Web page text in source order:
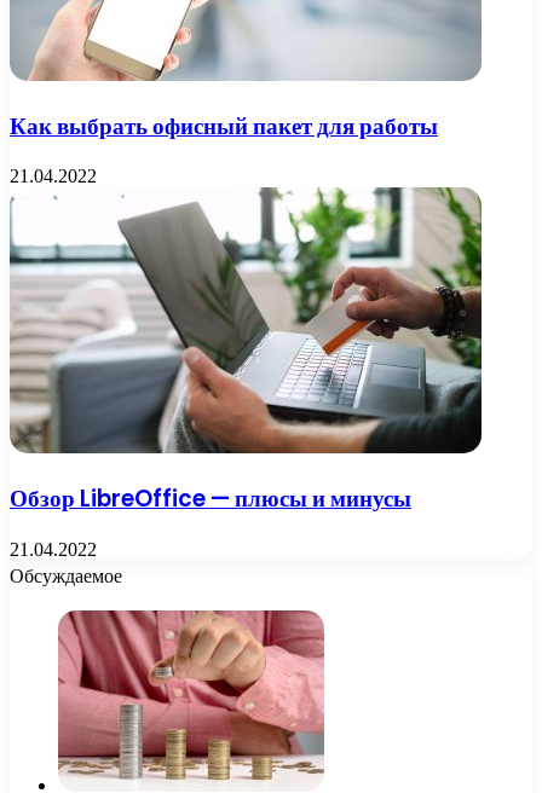
Как выбрать офисный пакет для работы
21.04.2022
Обзор LibreOffice — плюсы и минусы
21.04.2022
Обсуждаемое